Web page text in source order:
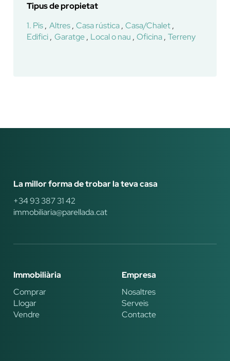
Tipus de propietat
1. Pis Altres Casa rústica Casa/Chalet
Edifici Garatge Local o nau Oficina Terreny
La millor forma de trobar la teva casa
+34 93 387 31 42
immobiliaria@parellada.cat
Immobiliària
Comprar
Llogar
Vendre
Empresa
Nosaltres
Serveis
Contacte